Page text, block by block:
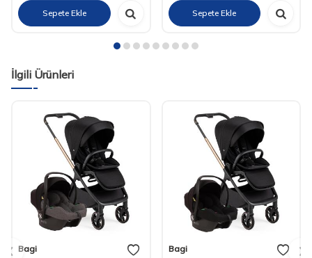
Sepete Ekle Sepete Ekle
İlgili Ürünleri
Bagi
Bagi